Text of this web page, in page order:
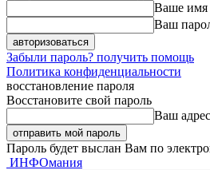
Ваше имя
Ваш
Забыли пароль? получить помощь
Политика конфиденциальности
восстановление пароля
Восстановите свой пароль
Ваш
Пароль будет выслан Вам по
ИНФОмания